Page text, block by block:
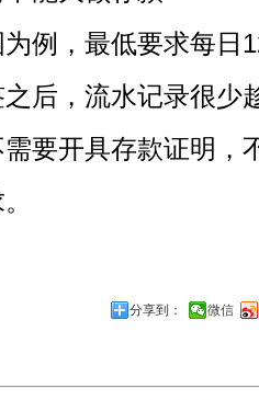
例，最低要求每日
后，流水记录很少
要开具存款证明，
分享到： 微信